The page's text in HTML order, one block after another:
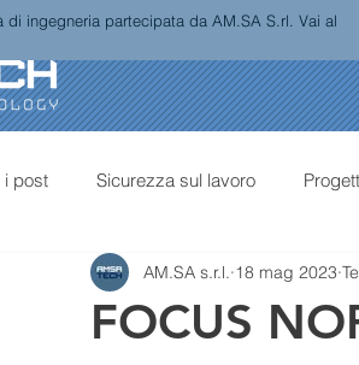
di ingegneria partecipata da AM.SA S.rl. Vai al
i post Sicurezza sul lavoro
FOCUS
AM.SA s.r.l. 18 mag 2023